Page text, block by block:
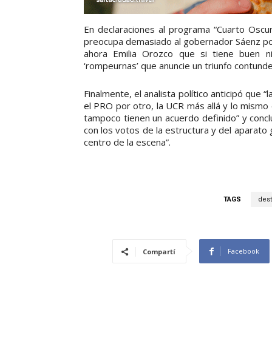
En declaraciones al programa “Cuarto
preocupa demasiado al gobernador Sáenz
ahora Emilia Orozco que si tiene buen
‘rompeurnas’ que anuncie un triunfo
Finalmente, el analista político anticipó que
el PRO por otro, la UCR más allá y lo
tampoco tienen un acuerdo definido” y
con los votos de la estructura y del aparato
centro de la escena”.
TAGS
Compartí Facebook